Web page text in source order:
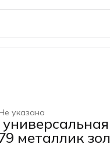
Не указана
металлик